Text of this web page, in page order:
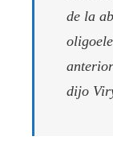
de la
dijo